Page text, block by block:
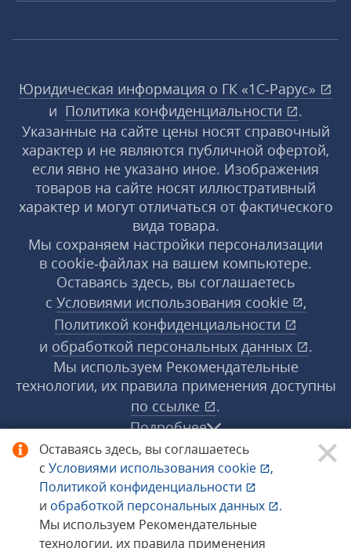
Оставаясь здесь, вы соглашаетесь
с Условиями использования cookie
,
Политикой конфиденциальности
и обработкой персональных данных
.
Мы используем Рекомендательные
технологии, их правила применения
Юридическая информация о ГК «1С‑Рарус»
и Политика конфиденциальности
.
Указанные на сайте цены носят справочный
характер и не являются публичной офертой,
если явно не указано иное. Изображения
товаров на сайте носят иллюстративный
характер и могут отличаться от фактического
вида товара.
Мы сохраняем настройки персонализации
в cookie‑файлах на вашем компьютере.
Оставаясь здесь, вы соглашаетесь
с Условиями использования cookie
,
Политикой конфиденциальности
и обработкой персональных данных
.
Мы используем Рекомендательные
технологии, их правила применения доступны
по ссылке
.
Подробнее
© 1998−2026 «1С‑Рарус» ®. Все права
защищены.